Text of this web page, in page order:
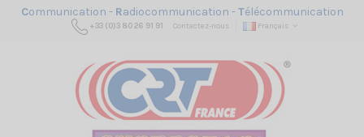
Communication - Radiocommunication -Télécommunication
+33 (0)3 80 26 91 91 Contactez-nous Français